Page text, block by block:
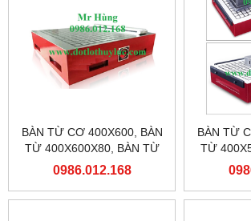
BÀN TỪ CƠ 400X600, BÀN
TỪ 400X600X80, BÀN TỪ
MÁY PHAY
0986.012.168
BÀN TỪ
TỪ